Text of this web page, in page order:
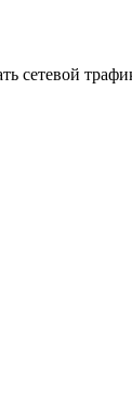
сетевой